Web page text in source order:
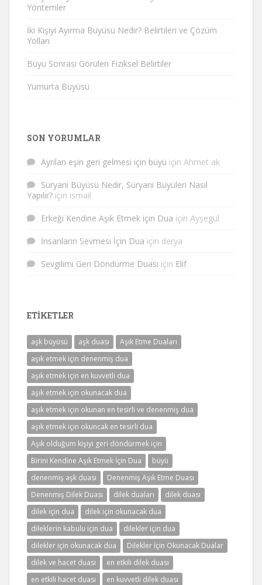
Yöntemler
İki Kişiyi Ayırma Büyüsü Nedir? Belirtileri ve Çözüm
Yolları
Büyü Sonrası Görülen Fiziksel Belirtiler
Yumurta Büyüsü
SON YORUMLAR
Ayrılan eşin geri gelmesi için büyü için Ahmet ak
Süryani Büyüsü Nedir, Süryani Büyüleri Nasıl
Yapılır? için ismail
Erkeği Kendine Aşık Etmek için Dua için Ayşegül
İnsanların Sevmesi İçin Dua için derya
Sevgilimi Geri Döndürme Duası için Elif
ETIKETLER
aşk büyüsü aşk duası
Aşık Etme Duaları
aşık etmek için denenmiş dua
aşık etmek için en kuvvetli dua
aşık etmek için okunacak dua
aşık etmek için okunan en tesirli ve denenmiş dua
aşık etmek için okuncak en tesirli dua
Aşık olduğum kişiyi geri döndürmek için
Birini Kendine Aşık Etmek İçin Dua
büyü
denenmiş aşk duası
Denenmiş Aşık Etme Duası
Denenmiş Dilek Duası
dilek duaları
dilek duası
dilek için dua
dilek için okunacak dua
dileklerin kabulu için dua
dilekler için dua
dilekler için okunacak dua
Dilekler İçin Okunacak Dualar
dilek ve hacet duası
en etkili dilek duası
en etkili hacet duası
en kuvvetli dilek duası